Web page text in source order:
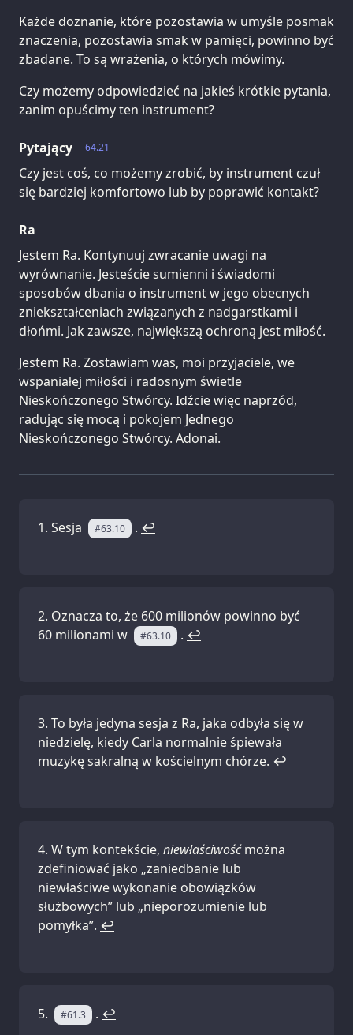
Każde doznanie, które pozostawia w umyśle posmak
znaczenia, pozostawia smak w pamięci, powinno być
zbadane. To są wrażenia, o których mówimy.
Czy możemy odpowiedzieć na jakieś krótkie pytania,
zanim opuścimy ten instrument?
64.21
Pytający
Czy jest coś, co możemy zrobić, by instrument czuł
się bardziej komfortowo lub by poprawić kontakt?
Ra
Jestem Ra. Kontynuuj zwracanie uwagi na
wyrównanie. Jesteście sumienni i świadomi
sposobów dbania o instrument w jego obecnych
zniekształceniach związanych z nadgarstkami i
dłońmi. Jak zawsze, największą ochroną jest miłość.
Jestem Ra. Zostawiam was, moi przyjaciele, we
wspaniałej miłości i radosnym świetle
Nieskończonego Stwórcy. Idźcie więc naprzód,
radując się mocą i pokojem Jednego
Nieskończonego Stwórcy. Adonai.
Sesja #63.10 . ↩
Oznacza to, że 600 milionów powinno być
60 milionami w
#63.10 . ↩
To była jedyna sesja z Ra, jaka odbyła się w
niedzielę, kiedy Carla normalnie śpiewała
muzykę sakralną w kościelnym chórze. ↩
W tym kontekście, niewłaściwośćmożna
zdefiniować jako „zaniedbanie lub
niewłaściwe wykonanie obowiązków
służbowych” lub „nieporozumienie lub
pomyłka”. ↩
#61.3 . ↩